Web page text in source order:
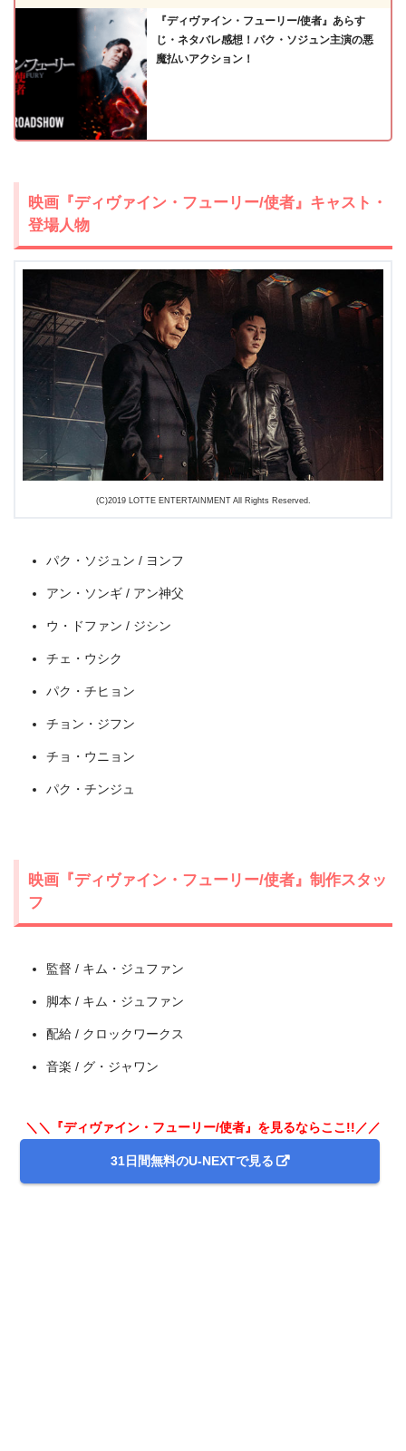
＼＼31日間無料!!お試し解約もOK／／
今すぐ無料でU-NEXTで見る
＼＼31日間無料!!お試し解約もOK／／
今すぐ無料でU-NEXTで見る
『ディヴァイン・フューリー/使者』あらす
じ・ネタバレ感想！パク・ソジュン主演の悪
魔払いアクション！
映画『ディヴァイン・フューリー/使者』キャスト・
登場人物
(C)2019 LOTTE ENTERTAINMENT All Rights Reserved.
パク・ソジュン / ヨンフ
アン・ソンギ / アン神父
ウ・ドファン / ジシン
チェ・ウシク
パク・チヒョン
チョン・ジフン
チョ・ウニョン
パク・チンジュ
映画『ディヴァイン・フューリー/使者』制作スタッ
フ
監督 / キム・ジュファン
脚本 / キム・ジュファン
配給 / クロックワークス
音楽 / グ・ジャワン
＼＼『ディヴァイン・フューリー/使者』を見るならここ!!／／
31日間無料のU-NEXTで見る